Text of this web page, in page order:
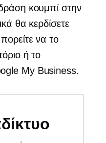
κουμπί στην
θα κερδίσετε
να το
ή το
My Business.